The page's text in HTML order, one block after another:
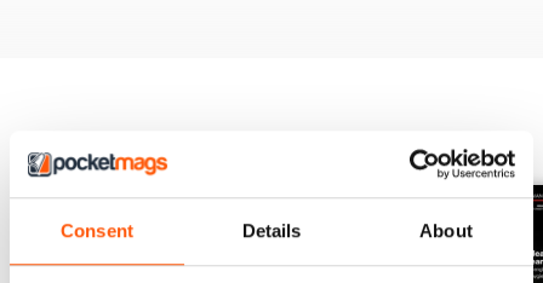
Consent Details About